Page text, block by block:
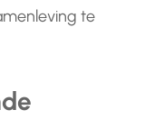
te